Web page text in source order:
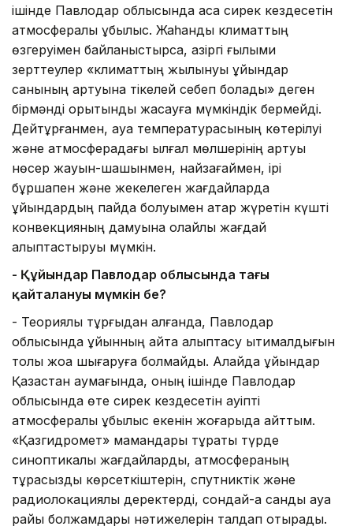
ішінде Павлодар облысында аса сирек кездесетін
атмосфералық құбылыс. Жаһандық климаттың
өзгеруімен байланыстырсақ, қазіргі ғылыми
зерттеулер «климаттың жылынуы құйындар
санының артуына тікелей себеп болады» деген
бірмәнді қорытынды жасауға мүмкіндік бермейді.
Дейтұрғанмен, ауа температурасының көтерілуі
және атмосферадағы ылғал мөлшерінің артуы
нөсер жауын-шашынмен, найзағаймен, ірі
бұршақпен және жекелеген жағдайларда
құйындардың пайда болуымен қатар жүретін күшті
конвекцияның дамуына қолайлы жағдай
қалыптастыруы мүмкін.
- Құйындар Павлодар облысында тағы
қайталануы мүмкін бе?
- Теориялық тұрғыдан алғанда, Павлодар
облысында құйынның қайта қалыптасу ықтималдығын
толық жоққа шығаруға болмайды. Алайда құйындар
Қазақстан аумағында, оның ішінде Павлодар
облысында өте сирек кездесетін қауіпті
атмосфералық құбылыс екенін жоғарыда айттым.
«Қазгидромет» мамандары тұрақты түрде
синоптикалық жағдайларды, атмосфераның
тұрақсыздық көрсеткіштерін, спутниктік және
радиолокациялық деректерді, сондай-ақ сандық ауа
райы болжамдары нәтижелерін талдап отырады.